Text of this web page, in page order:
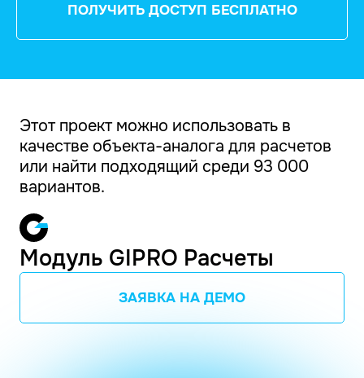
ПОЛУЧИТЬ ДОСТУП БЕСПЛАТНО
Этот проект можно использовать в
качестве объекта-аналога для расчетов
или найти подходящий среди 93 000
вариантов.
Модуль GIPRO Расчеты
ЗАЯВКА НА ДЕМО